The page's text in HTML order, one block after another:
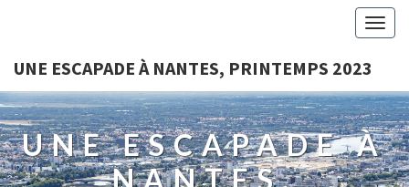
UNE ESCAPADE À NANTES, PRINTEMPS 2023
UNE ESCAPADE À
NANTES,